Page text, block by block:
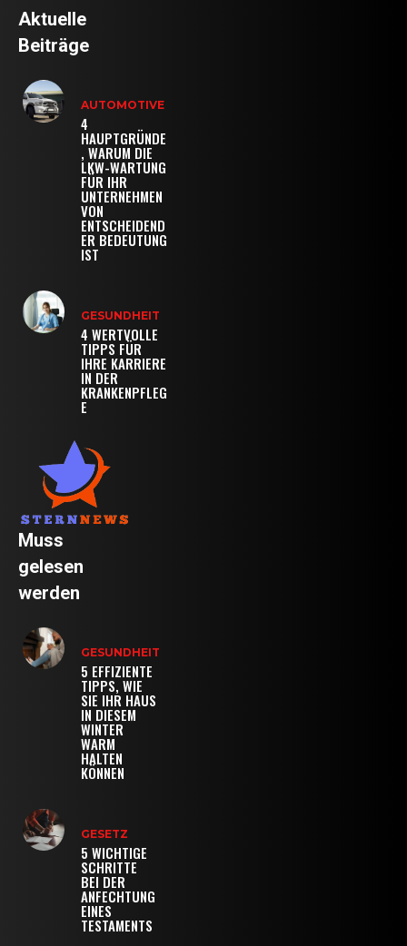
Aktuelle
Beiträge
AUTOMOTIVE
4
HAUPTGRÜNDE
, WARUM DIE
LKW-WARTUNG
FÜR IHR
UNTERNEHMEN
VON
ENTSCHEIDEND
ER BEDEUTUNG
IST
GESUNDHEIT
4 WERTVOLLE
TIPPS FÜR
IHRE KARRIERE
IN DER
KRANKENPFLEG
E
Muss
gelesen
werden
GESUNDHEIT
5 EFFIZIENTE
TIPPS, WIE
SIE IHR HAUS
IN DIESEM
WINTER
WARM
HALTEN
KÖNNEN
GESETZ
5 WICHTIGE
SCHRITTE
BEI DER
ANFECHTUNG
EINES
TESTAMENTS